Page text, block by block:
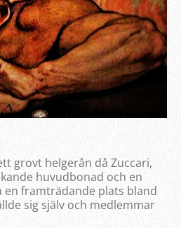
grovt helgerån då Zuccari,
huvudbonad och en
en framträdande plats bland
sig själv och medlemmar